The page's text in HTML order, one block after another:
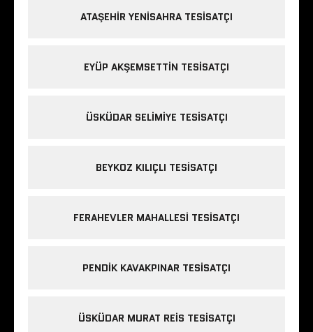
ATAŞEHIR YENISAHRA TESISATÇI
EYÜP AKŞEMSETTIN TESISATÇI
ÜSKÜDAR SELIMIYE TESISATÇI
BEYKOZ KILIÇLI TESISATÇI
FERAHEVLER MAHALLESI TESISATÇI
PENDIK KAVAKPINAR TESISATÇI
ÜSKÜDAR MURAT REIS TESISATÇI